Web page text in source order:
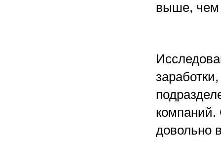
выше, чем
компаний.
довольно